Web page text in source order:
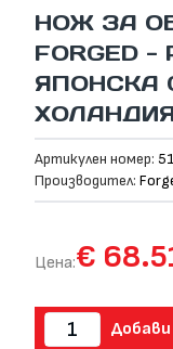
НОЖ ЗА
FORGED
ЯПОНСКА
ХОЛАНДИЯ
Артикулен номер:
Производител:
Цена:€